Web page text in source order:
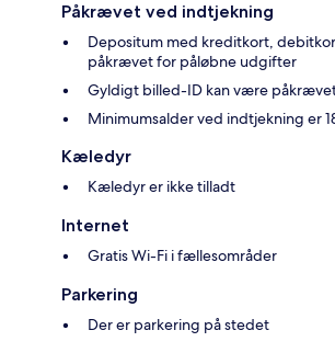
Påkrævet ved indtjekning
Depositum med kreditkort,
påkrævet for påløbne udgifter
Gyldigt billed-ID kan være
Minimumsalder ved indtjekning er
Kæledyr
Kæledyr er ikke tilladt
Internet
Gratis Wi-Fi i fællesområder
Parkering
Der er parkering på stedet